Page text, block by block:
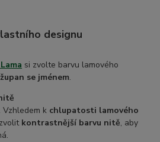
designu
si zvolte barvu lamového
se jménem.
Vzhledem k chlupatosti lamového
kontrastnější barvu nitě, aby